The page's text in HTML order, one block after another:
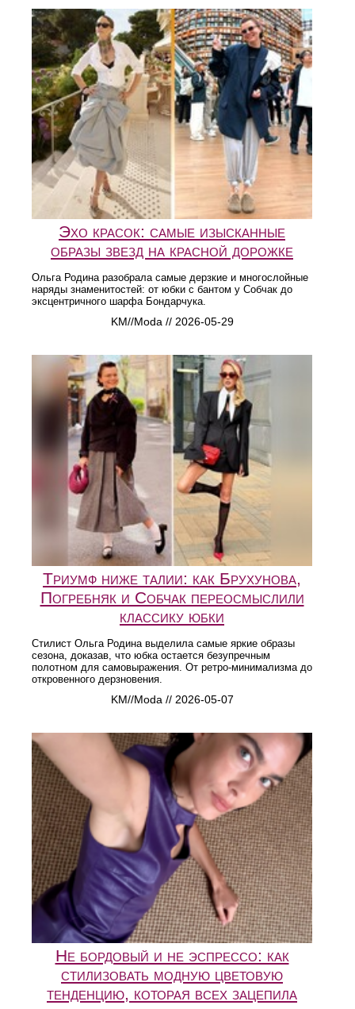
Эхо красок: самые изысканные
образы звезд на красной дорожке
Ольга Родина разобрала самые дерзкие и многослойные
наряды знаменитостей: от юбки с бантом у Собчак до
эксцентричного шарфа Бондарчука.
KM//Moda // 2026-05-29
Триумф ниже талии: как Брухунова,
Погребняк и Собчак переосмыслили
классику юбки
Стилист Ольга Родина выделила самые яркие образы
сезона, доказав, что юбка остается безупречным
полотном для самовыражения. От ретро-минимализма до
откровенного дерзновения.
KM//Moda // 2026-05-07
Не бордовый и не эспрессо: как
стилизовать модную цветовую
тенденцию, которая всех зацепила